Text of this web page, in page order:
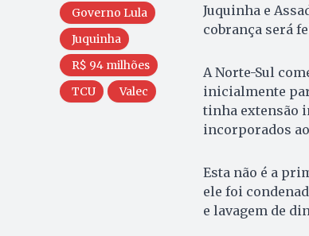
Governo Lula
Juquinha
R$ 94 milhões
TCU
Valec
Juquinha e
cobrança será
A Norte-Sul
inicialmente
tinha extensão
incorporados
Esta não é a
ele foi
e lavagem de